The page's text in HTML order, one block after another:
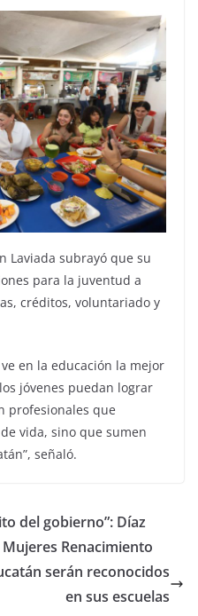
Laviada subrayó que su
para la juventud a
créditos, voluntariado y
en la educación la mejor
jóvenes puedan lograr
profesionales que
vida, sino que sumen
señaló.
del gobierno”: Díaz
Renacimiento
serán reconocidos
en sus escuelas